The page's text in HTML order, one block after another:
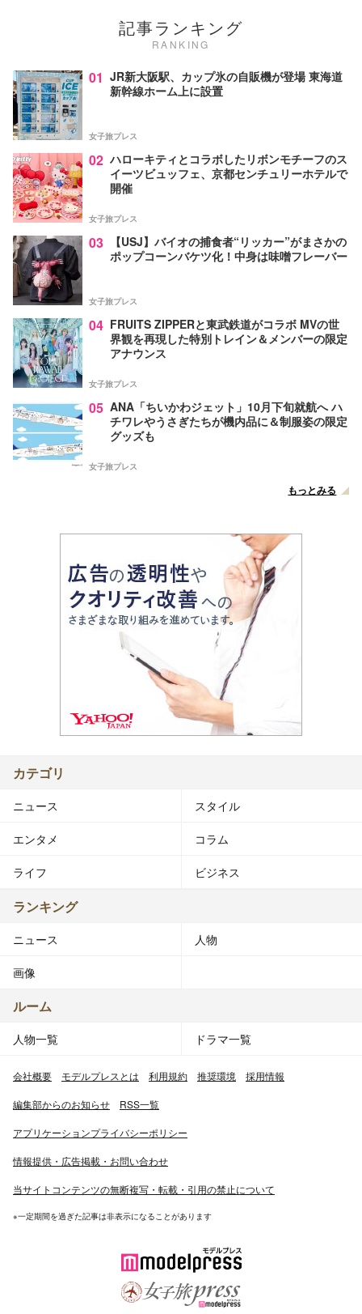
記事ランキング
RANKING
01 JR新大阪駅、カップ氷の自販機が登場 東海道
新幹線ホーム上に設置
女子旅プレス
02 ハローキティとコラボしたリボンモチーフのス
イーツビュッフェ、京都センチュリーホテルで
開催
女子旅プレス
03
【USJ】バイオの捕食者“リッカー”がまさかの
ポップコーンバケツ化！中身は味噌フレーバー
女子旅プレス
04 FRUITS ZIPPERと東武鉄道がコラボ MVの世
界観を再現した特別トレイン＆メンバーの限定
アナウンス
女子旅プレス
05 ANA「ちいかわジェット」10月下旬就航へ ハ
チワレやうさぎたちが機内品に＆制服姿の限定
グッズも
女子旅プレス
もっとみる
カテゴリ
ニュース スタイル
エンタメ コラム
ライフ ビジネス
ランキング
ニュース 人物
画像
ルーム
人物一覧 ドラマ一覧
会社概要 モデルプレスとは 利用規約 推奨環境 採用情報
編集部からのお知らせ RSS一覧
アプリケーションプライバシーポリシー
情報提供・広告掲載・お問い合わせ
当サイトコンテンツの無断複写・転載・引用の禁止について
※一定期間を過ぎた記事は非表示になることがあります